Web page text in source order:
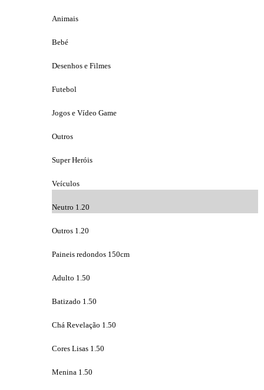
Animais
Bebé
Desenhos e Filmes
Futebol
Jogos e Vídeo Game
Outros
Super Heróis
Veículos
Neutro 1.20
Outros 1.20
Paineis redondos 150cm
Adulto 1.50
Batizado 1.50
Chá Revelação 1.50
Cores Lisas 1.50
Menina 1.50